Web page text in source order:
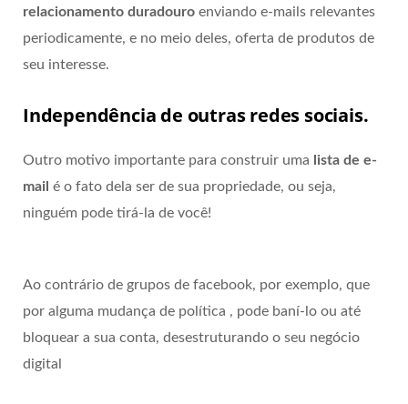
relacionamento duradouro enviando e-mails relevantes
periodicamente, e no meio deles, oferta de produtos de
seu interesse.
Independência de outras redes sociais.
Outro motivo importante para construir uma
lista de e-
mail é o fato dela ser de sua propriedade, ou seja,
ninguém pode tirá-la de você!
Ao contrário de grupos de facebook, por exemplo, que
por alguma mudança de política , pode baní-lo ou até
bloquear a sua conta, desestruturando o seu negócio
digital